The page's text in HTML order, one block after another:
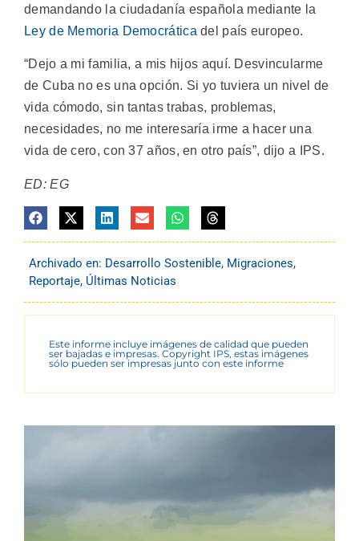
demandando la ciudadanía española mediante la
Ley de Memoria Democrática del país europeo.
“Dejo a mi familia, a mis hijos aquí. Desvincularme
de Cuba no es una opción. Si yo tuviera un nivel de
vida cómodo, sin tantas trabas, problemas,
necesidades, no me interesaría irme a hacer una
vida de cero, con 37 años, en otro país”, dijo a IPS.
ED: EG
Archivado en: Desarrollo Sostenible, Migraciones,
Reportaje, Últimas Noticias
Este informe incluye imágenes de calidad que pueden
ser bajadas e impresas. Copyright IPS, estas imágenes
sólo pueden ser impresas junto con este informe